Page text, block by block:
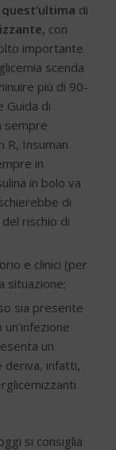
di
, con
importante
scenda
più di 90-
Guida di
sempre
R, Insuman
in
in bolo va
di
rischio di
e clinici (per
situazione;
sia presente
un
deriva, infatti,
si consiglia